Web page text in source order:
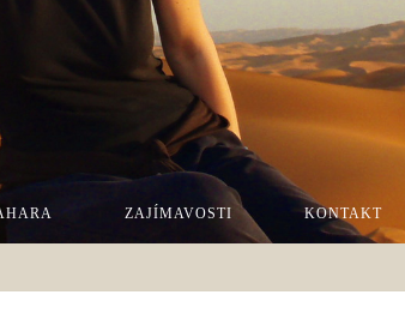
ZAJÍMAVOSTI KONTAKT